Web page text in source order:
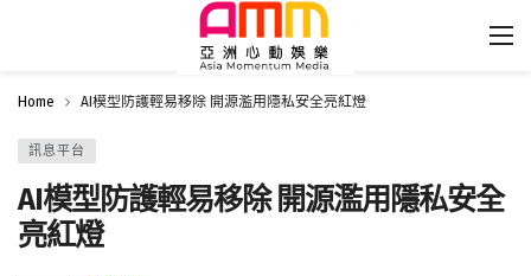
Home AI模型防護輕易移除 開源濫用隱私安全亮紅燈
訊息平台
AI模型防護輕易移除 開源濫用隱私安全
亮紅燈